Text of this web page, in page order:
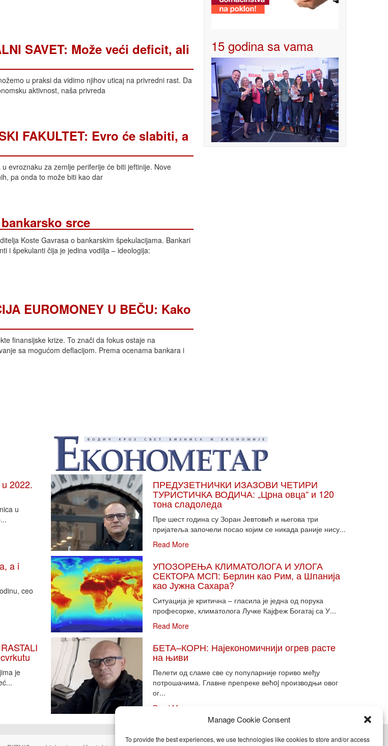
Manage Cookie Consent
To provide the best experiences, we use technologies like cookies to store and/or access
SAVET: Može veći deficit, ali
u praksi da vidimo njihov uticaj na privredni rast. Da
aktivnost, naša privreda
FAKULTET: Evro će slabiti, a
evroznaku za zemlje periferije će biti jeftinije. Nove
pa onda to može biti kao dar
srce
Koste Gavrasa o bankarskim špekulacijama. Bankari
i špekulanti čija je jedina vodilja – ideologija:
EUROMONEY U BEČU: Kako
finansijske krize. To znači da fokus ostaje na
sa mogućom deflacijom. Prema ocenama bankara i
15 godina sa vama
2022.
u
a i
ceo
je
ПРЕДУЗЕТНИЧКИ ИЗАЗОВИ ЧЕТИРИ
ТУРИСТИЧКА ВОДИЧА: „Црна овца“ и 120
тона сладоледа
Пре шест година су Зоран Јевтовић и његова три
пријатеља започели посао којим се никада раније нису...
Read More
УПОЗОРЕЊА КЛИМАТОЛОГА И УЛОГА
СЕКТОРА МСП: Берлин као Рим, а Шпанија
као Јужна Сахара?
Ситуација је критична – гласила је једна од порука
професорке, климатолога Лучке Кајфеж Богатај са У...
Read More
БЕТА–КОРН: Најекономичнији огрев расте
на њиви
Пелети од сламе све су популарније гориво међу
потрошачима. Главне препреке већoj производњи овог
ог...
Read More